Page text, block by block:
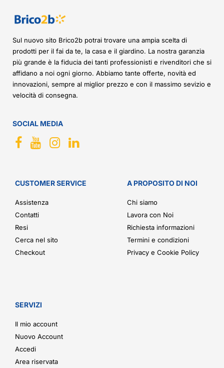
Sul nuovo sito Brico2b potrai trovare una ampia scelta di
prodotti per il fai da te, la casa e il giardino. La nostra garanzia
più grande è la fiducia dei tanti professionisti e rivenditori che si
affidano a noi ogni giorno. Abbiamo tante offerte, novità ed
innovazioni, sempre al miglior prezzo e con il massimo sevizio e
velocità di consegna.
SOCIAL MEDIA
CUSTOMER SERVICE
Assistenza
Contatti
Resi
Cerca nel sito
Checkout
A PROPOSITO DI NOI
Chi siamo
Lavora con Noi
Richiesta informazioni
Termini e condizioni
Privacy e Cookie Policy
SERVIZI
Il mio account
Nuovo Account
Accedi
Area riservata